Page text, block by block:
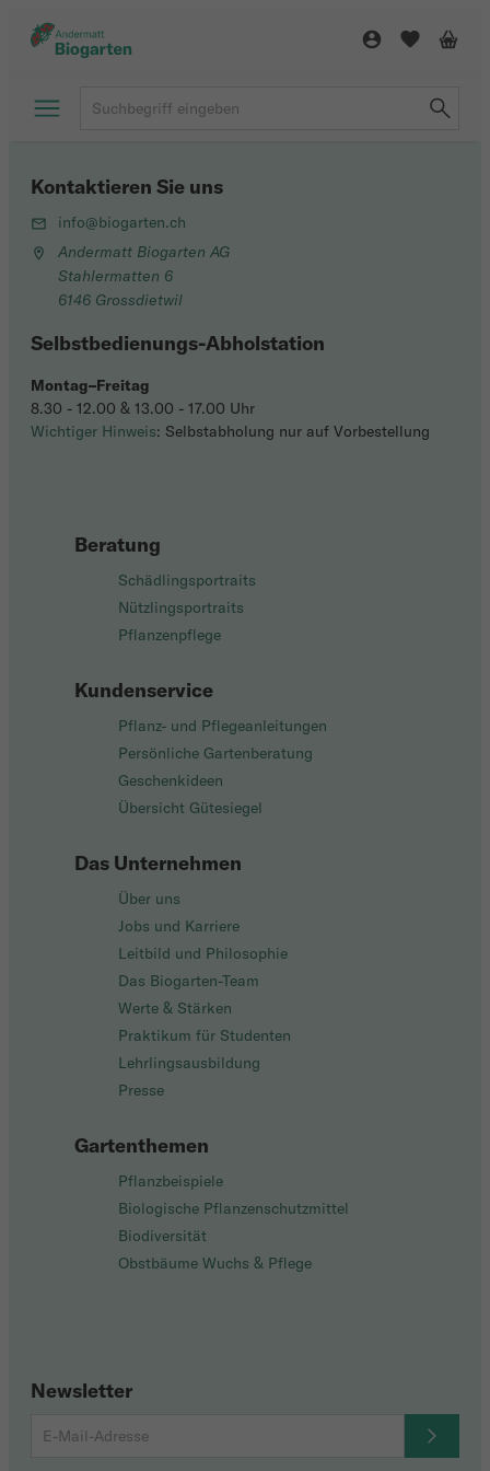
Beratung
Schädlingsportraits
Nützlingsportraits
Pflanzenpflege
Kundenservice
Pflanz- und Pflegeanleitungen
Persönliche Gartenberatung
Geschenkideen
Übersicht Gütesiegel
Das Unternehmen
Über uns
Jobs und Karriere
Leitbild und Philosophie
Das Biogarten-Team
Werte & Stärken
Praktikum für Studenten
Lehrlingsausbildung
Presse
Gartenthemen
Pflanzbeispiele
Biologische Pflanzenschutzmittel
Biodiversität
Obstbäume Wuchs & Pflege
Newsletter
Kontaktieren Sie uns
info@biogarten.ch
Andermatt Biogarten AG
Stahlermatten 6
6146 Grossdietwil
Selbstbedienungs-Abholstation
Montag–Freitag
8.30 - 12.00 & 13.00 - 17.00 Uhr
Wichtiger Hinweis: Selbstabholung nur auf Vorbestellung